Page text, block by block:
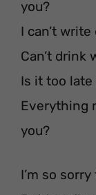
you?
I can’t
Can’t drink
Is it too
Everything
you?
I’m so